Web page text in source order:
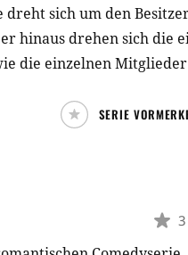
sich um den
hinaus drehen sich die
die einzelnen
SERIE
3